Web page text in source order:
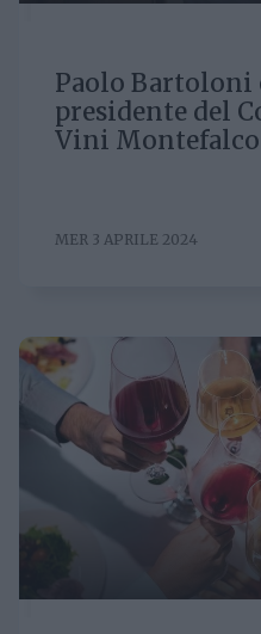
Paolo Bartoloni
presidente del
Vini Montefalco
MER 3 APRILE 2024